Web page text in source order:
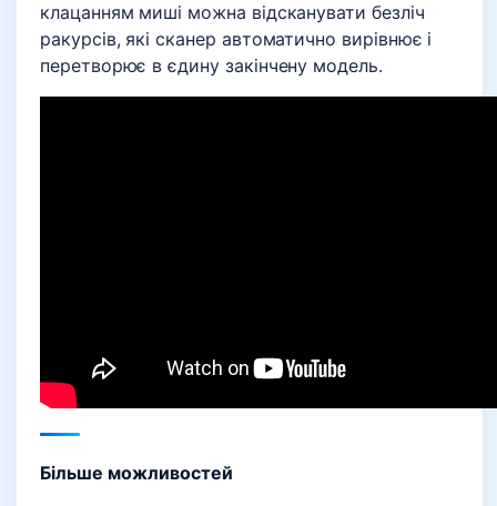
клацанням миші можна відсканувати безліч
ракурсів, які сканер автоматично вирівнює і
перетворює в єдину закінчену модель.
Більше можливостей